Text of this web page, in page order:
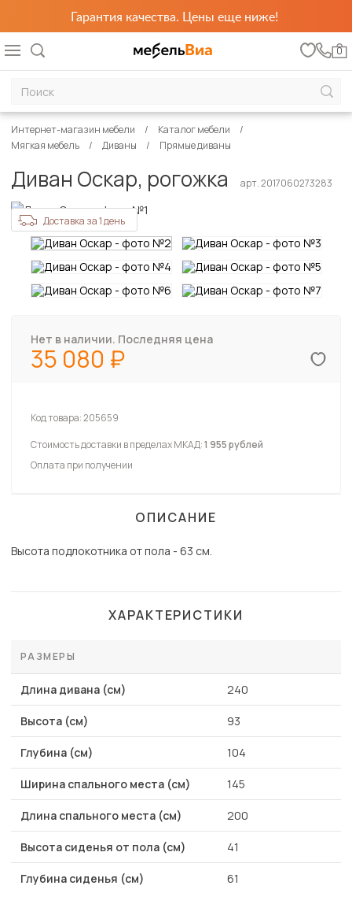
Гарантия качества. Цены еще ниже!
0
Интернет-магазин мебели
Каталог мебели
Мягкая мебель
Диваны Прямые диваны
Диван Оскар, рогожка арт. 2017060273283
Доставка за 1 день
Нет в наличии. Последняя цена
35 080
Код товара:205659
Стоимость доставки в пределах МКАД:1 955 рублей
Оплата при получении
ОПИСАНИЕ
Высота подлокотника от пола - 63 см.
ХАРАКТЕРИСТИКИ
РАЗМЕРЫ
Длина дивана (см) 240
Высота (см) 93
Глубина (см) 104
Ширина спального места (см) 145
Длина спального места (см) 200
Высота сиденья от пола (см) 41
Глубина сиденья (см) 61